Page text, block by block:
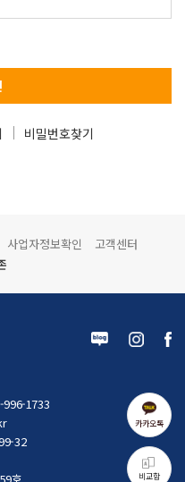
카카오톡
비교함
비밀번호찾기
사업자정보확인
고객센터
996-1733
32